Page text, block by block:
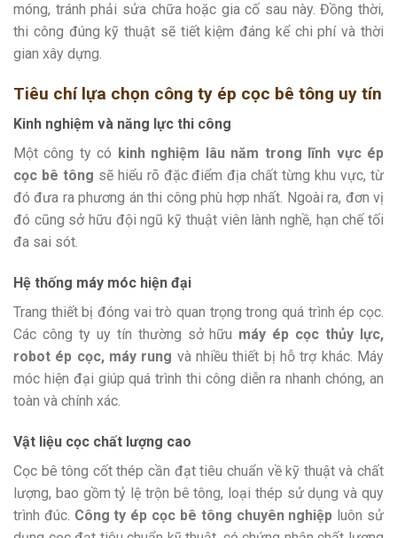
móng, tránh phải sửa chữa hoặc gia cố sau này. Đồng thời,
thi công đúng kỹ thuật sẽ tiết kiệm đáng kể chi phí và thời
gian xây dựng.
Tiêu chí lựa chọn công ty ép cọc bê tông uy tín
Kinh nghiệm và năng lực thi công
Một công ty có kinh nghiệm lâu năm trong lĩnh vực ép
cọc bê tông sẽ hiểu rõ đặc điểm địa chất từng khu vực, từ
đó đưa ra phương án thi công phù hợp nhất. Ngoài ra, đơn vị
đó cũng sở hữu đội ngũ kỹ thuật viên lành nghề, hạn chế tối
đa sai sót.
Hệ thống máy móc hiện đại
Trang thiết bị đóng vai trò quan trọng trong quá trình ép cọc.
Các công ty uy tín thường sở hữu máy ép cọc thủy lực,
robot ép cọc, máy rung và nhiều thiết bị hỗ trợ khác. Máy
móc hiện đại giúp quá trình thi công diễn ra nhanh chóng, an
toàn và chính xác.
Vật liệu cọc chất lượng cao
Cọc bê tông cốt thép cần đạt tiêu chuẩn về kỹ thuật và chất
lượng, bao gồm tỷ lệ trộn bê tông, loại thép sử dụng và quy
trình đúc. Công ty ép cọc bê tông chuyên nghiệp luôn sử